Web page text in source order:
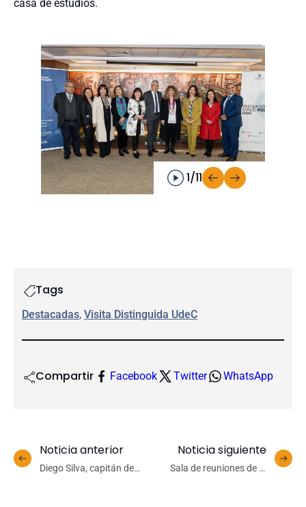
casa de estudios.
1/11
Tags
Destacadas, Visita Distinguida UdeC
Compartir Facebook Twitter WhatsApp
Noticia anterior
Diego Silva, capitán de
Noticia siguiente
Sala de reuniones de la